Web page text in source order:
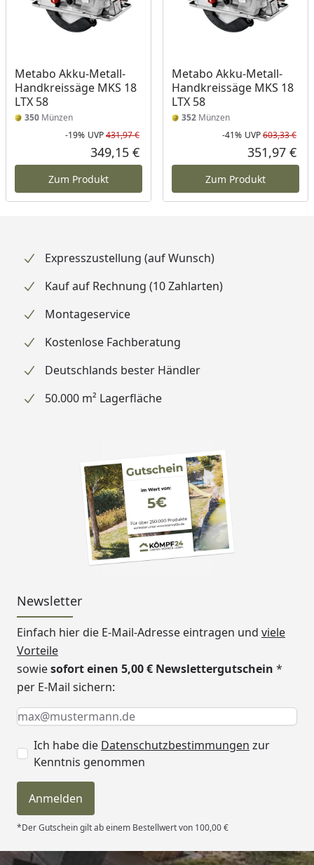
Metabo Akku-Metall-
Handkreissäge MKS 18
LTX 58
350 Münzen
Rabatt in Prozent
-19%
Ursprünglicher Preis
UVP431,97 €
Aktueller Preis
349,15 €
Zum Produkt
Metabo Akku-Metall-
Handkreissäge MKS 18
LTX 58
352Münzen
-41% UVP603,33 €
351,97 €
Zum Produkt
Expresszustellung (auf Wunsch)
Kauf auf Rechnung (10 Zahlarten)
Montageservice
Kostenlose Fachberatung
Deutschlands bester Händler
50.000 m² Lagerfläche
Newsletter
Einfach hier die E-Mail-Adresse eintragen und viele
Vorteile
sowiesofort einen 5,00 € Newslettergutschein *
per E-Mail sichern:
Keine Eingabe erforderlich
Eingabe erforderlich
E-Mail *
Ich habe die Datenschutzbestimmungen zur
Kenntnis genommen
Anmelden
*Der Gutschein gilt ab einem Bestellwert von 100,00 €